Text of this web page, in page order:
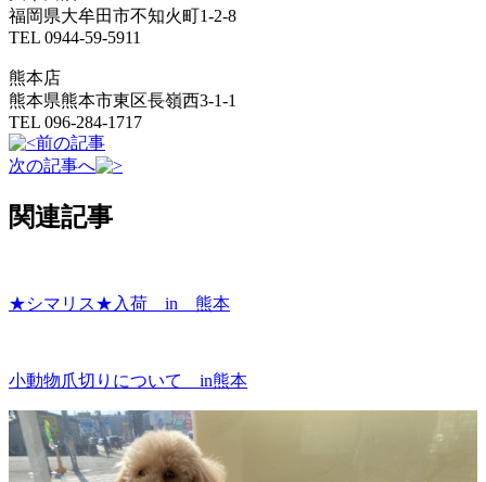
福岡県大牟田市不知火町1-2-8
TEL 0944-59-5911
熊本店
熊本県熊本市東区長嶺西3-1-1
TEL 096-284-1717
前の記事
次の記事へ
関連記事
★シマリス★入荷 in 熊本
小動物爪切りについて in熊本